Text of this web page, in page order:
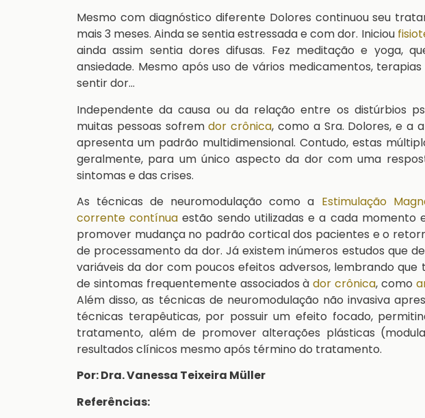
Mesmo com diagnóstico diferente Dolores continuou seu
mais 3 meses. Ainda se sentia estressada e com dor. Iniciou
ainda assim sentia dores difusas. Fez meditação e yoga,
ansiedade. Mesmo após uso de vários medicamentos,
sentir dor…
Independente da causa ou da relação entre os distúrbios
muitas pessoas sofremdor crônica, como a Sra. Dolores, e a
apresenta um padrão multidimensional. Contudo, estas
geralmente, para um único aspecto da dor com uma
sintomas e das crises.
As técnicas de neuromodulação como a Estimulação
corrente contínua estão sendo utilizadas e a cada momento
promover mudança no padrão cortical dos pacientes e o
de processamento da dor. Já existem inúmeros estudos que
variáveis da dor com poucos efeitos adversos, lembrando
de sintomas frequentemente associados àdor crônica, como
Além disso, as técnicas de neuromodulação não invasiva
técnicas terapêuticas, por possuir um efeito focado,
tratamento, além de promover alterações plásticas
resultados clínicos mesmo após término do tratamento.
Por: Dra. Vanessa Teixeira Müller
Referências: